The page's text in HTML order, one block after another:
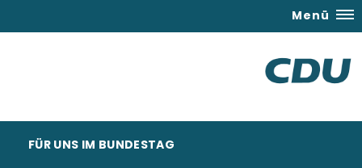
Menü
FÜR UNS IM BUNDESTAG